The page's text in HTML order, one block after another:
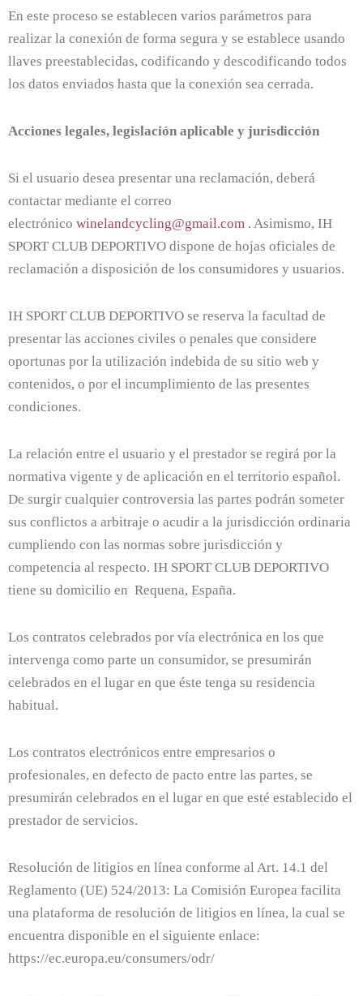
En este proceso se establecen varios parámetros para
realizar la conexión de forma segura y se establece usando
llaves preestablecidas, codificando y descodificando todos
los datos enviados hasta que la conexión sea cerrada.
Acciones legales, legislación aplicable y jurisdicción
Si el usuario desea presentar una reclamación, deberá
contactar mediante el correo
electrónico winelandcycling@gmail.com . Asimismo, IH
SPORT CLUB DEPORTIVO dispone de hojas oficiales de
reclamación a disposición de los consumidores y usuarios.
IH SPORT CLUB DEPORTIVO se reserva la facultad de
presentar las acciones civiles o penales que considere
oportunas por la utilización indebida de su sitio web y
contenidos, o por el incumplimiento de las presentes
condiciones.
La relación entre el usuario y el prestador se regirá por la
normativa vigente y de aplicación en el territorio español.
De surgir cualquier controversia las partes podrán someter
sus conflictos a arbitraje o acudir a la jurisdicción ordinaria
cumpliendo con las normas sobre jurisdicción y
competencia al respecto. IH SPORT CLUB DEPORTIVO
tiene su domicilio en Requena, España.
Los contratos celebrados por vía electrónica en los que
intervenga como parte un consumidor, se presumirán
celebrados en el lugar en que éste tenga su residencia
habitual.
Los contratos electrónicos entre empresarios o
profesionales, en defecto de pacto entre las partes, se
presumirán celebrados en el lugar en que esté establecido el
prestador de servicios.
Resolución de litigios en línea conforme al Art. 14.1 del
Reglamento (UE) 524/2013: La Comisión Europea facilita
una plataforma de resolución de litigios en línea, la cual se
encuentra disponible en el siguiente enlace:
https://ec.europa.eu/consumers/odr/